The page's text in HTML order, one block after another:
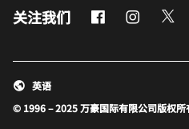
关注我们 Facebook
© 1996 – 2025 万豪国际有限公司版权
英语